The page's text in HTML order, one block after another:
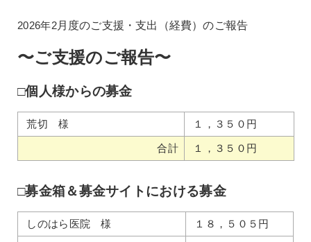
2026年2月度のご支援・支出（経費）のご報告
〜ご支援のご報告〜
□個人様からの募金
荒切 様 １，３５０円
合計 １，３５０円
□募金箱＆募金サイトにおける募金
しのはら医院 様 １８，５０５円